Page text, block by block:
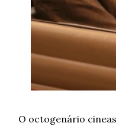
O octogenário